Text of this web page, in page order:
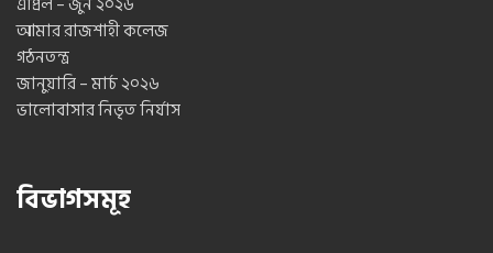
আমার রাজশাহী কলেজ
গঠনতন্ত্র
জানুয়ারি – মার্চ ২০২৬
ভালোবাসার নিভৃত নির্যাস
বিভাগসমূহ